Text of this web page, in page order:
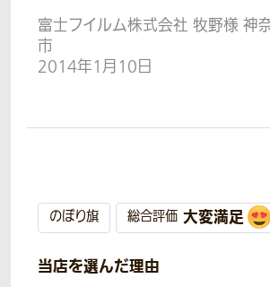
富士フイルム株式会社 牧野様 神
市
2014年1月10日
のぼり旗 総合評価 大変満足
当店を選んだ理由